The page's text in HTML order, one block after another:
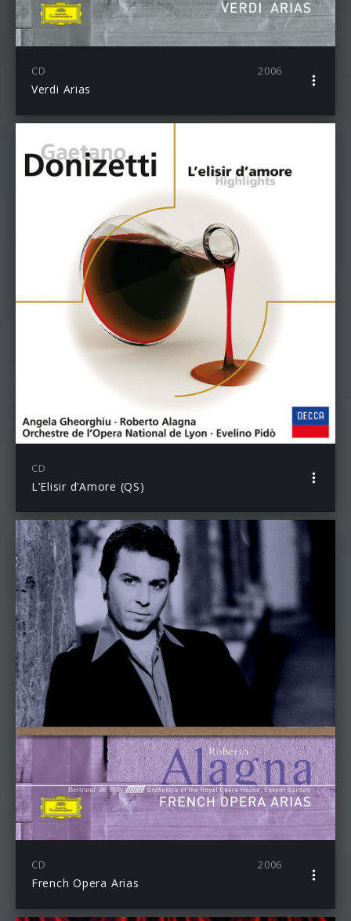
CD 2006
Verdi Arias
CD
L’Elisir d’Amore (QS)
CD 2006
French Opera Arias